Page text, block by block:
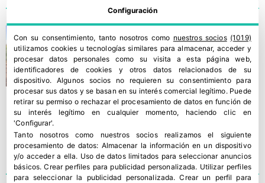
La Industria del Mango de
México trabaja de forma
responsable para atender y
dar servicio pese a la
COVID-19
Configuración
Con su consentimiento, tanto nosotros como nuestros socios (1019)
utilizamos cookies u tecnologías similares para almacenar, acceder y
procesar datos personales como su visita a esta página web,
identificadores de cookies y otros datos relacionados de su
dispositivo. Algunos socios no requieren su consentimiento para
procesar sus datos y se basan en su interés comercial legítimo. Puede
retirar su permiso o rechazar el procesamiento de datos en función de
su interés legítimo en cualquier momento, haciendo clic en
'Configurar'.
Tanto nosotros como nuestros socios realizamos el siguiente
procesamiento de datos: Almacenar la información en un dispositivo
y/o acceder a ella. Uso de datos limitados para seleccionar anuncios
básicos.Crear perfiles para publicidad personalizada. Utilizar perfiles
para seleccionar la publicidad personalizada.Crear un perfil para